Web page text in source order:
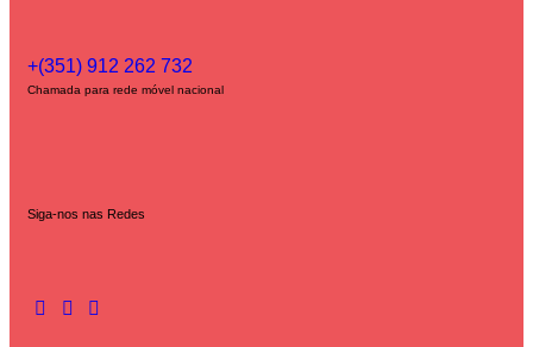
+(351) 912 262 732
Chamada para rede móvel nacional
Siga-nos nas Redes